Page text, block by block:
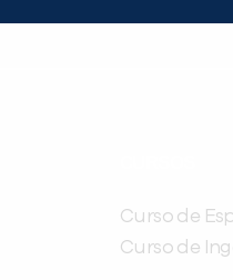
Curso de
Curso de